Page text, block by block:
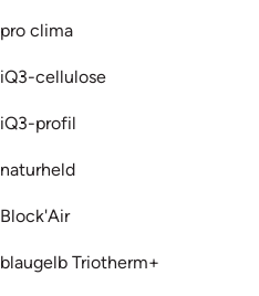
pro clima
iQ3-cellulose
iQ3-profil
naturheld
Block'Air
blaugelb Triotherm+